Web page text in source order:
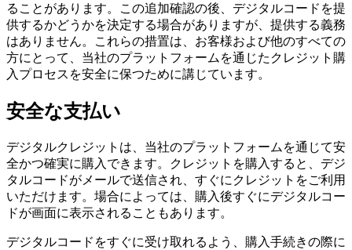
ることがあります。この追加確認の後、デジタルコードを提
供するかどうかを決定する場合がありますが、提供する義務
はありません。これらの措置は、お客様および他のすべての
方にとって、当社のプラットフォームを通じたクレジット購
入プロセスを安全に保つために講じています。
安全な支払い
デジタルクレジットは、当社のプラットフォームを通じて安
全かつ確実に購入できます。クレジットを購入すると、デジ
タルコードがメールで送信され、すぐにクレジットをご利用
いただけます。場合によっては、購入後すぐにデジタルコー
ドが画面に表示されることもあります。
デジタルコードをすぐに受け取れるよう、購入手続きの際に